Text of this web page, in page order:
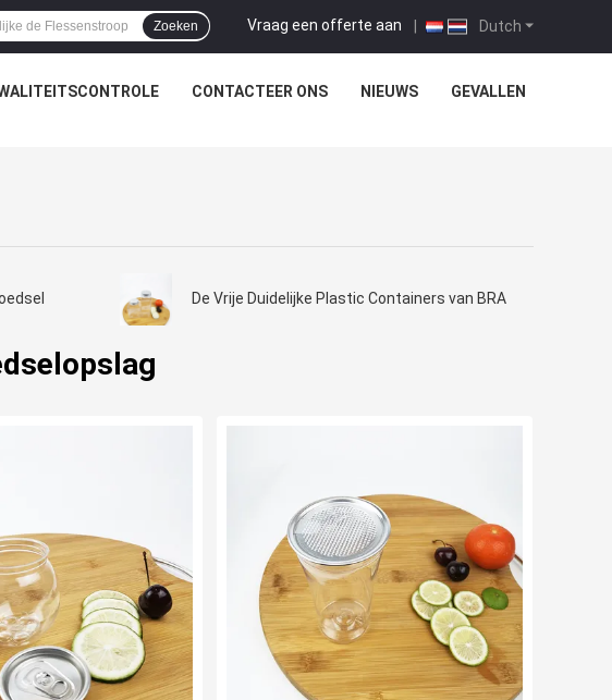
Dutch
Vraag een offerte aan |
Zoeken
CONTACTEER ONS NIEUWS GEVALLEN
De Vrije Duidelijke Plastic Containers van BRA